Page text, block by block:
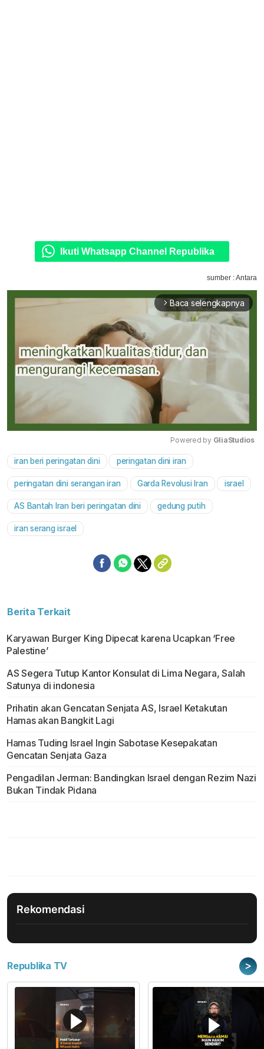
Ikuti Whatsapp Channel Republika
sumber : Antara
arrow_forward_ios Baca selengkapnya
Powered by GliaStudios
iran beri peringatan dini peringatan dini iran
peringatan dini serangan iran Garda Revolusi Iran israel
AS Bantah Iran beri peringatan dini gedung putih
iran serang israel
Berita Terkait
Karyawan Burger King Dipecat karena Ucapkan ‘Free
Palestine’
AS Segera Tutup Kantor Konsulat di Lima Negara, Salah
Satunya di indonesia
Prihatin akan Gencatan Senjata AS, Israel Ketakutan
Hamas akan Bangkit Lagi
Hamas Tuding Israel Ingin Sabotase Kesepakatan
Gencatan Senjata Gaza
Pengadilan Jerman: Bandingkan Israel dengan Rezim Nazi
Bukan Tindak Pidana
Rekomendasi
Republika TV >